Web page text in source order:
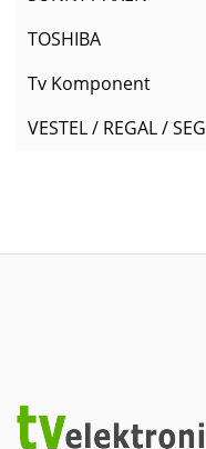
TOSHIBA
Tv Komponent
VESTEL / REGAL / SEG